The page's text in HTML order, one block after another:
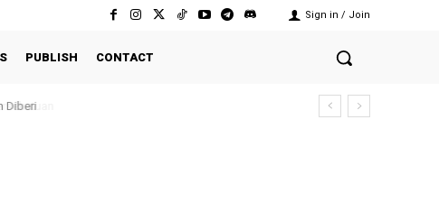
Sign in / Join
PUBLISH CONTACT
Diberi